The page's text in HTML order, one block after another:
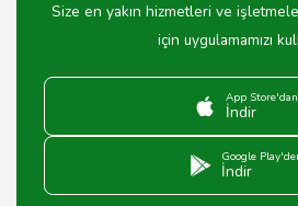
Size en yakın hizmetleri ve
için uygulamamızı
App Store'dan
İndir
Google
İndir